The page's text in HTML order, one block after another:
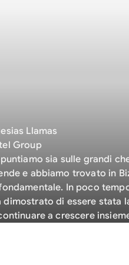
Llamas
Group
sia sulle grandi
e abbiamo trovato in
In poco
dimostrato di essere stata
a crescere